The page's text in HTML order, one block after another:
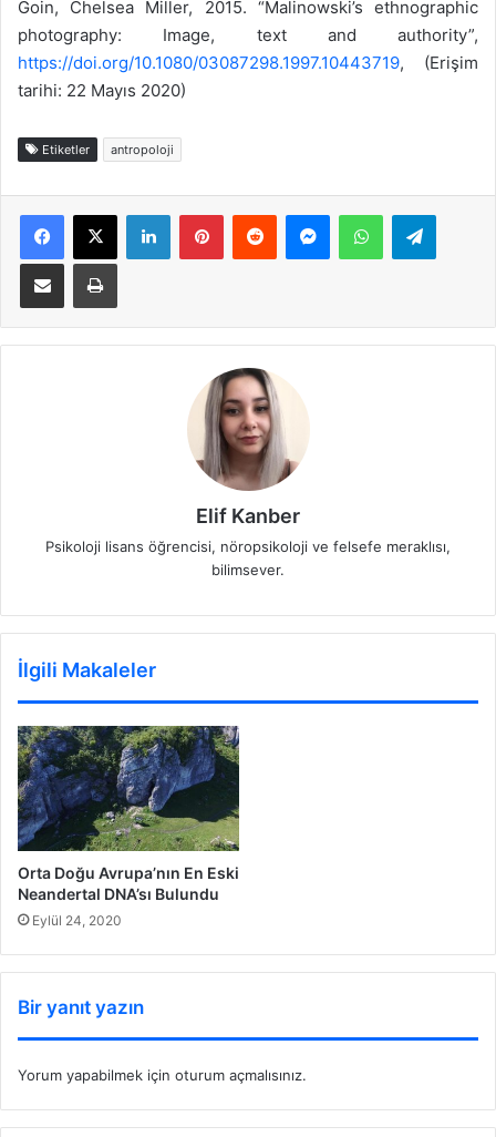
Goin, Chelsea Miller, 2015. “Malinowski’s ethnographic
photography: Image, text and authority”,
https://doi.org/10.1080/03087298.1997.10443719, (Erişim
tarihi: 22 Mayıs 2020)
Etiketler antropoloji
Facebook
X LinkedInPinterestReddit MessengerWhatsApp
E-Posta ile paylaş Yazdır
Elif Kanber
Psikoloji lisans öğrencisi, nöropsikoloji ve felsefe meraklısı,
bilimsever.
İlgili Makaleler
Orta Doğu Avrupa’nın En Eski
Neandertal DNA’sı Bulundu
Eylül 24, 2020
Bir yanıt yazın
Yorum yapabilmek için oturum açmalısınız.